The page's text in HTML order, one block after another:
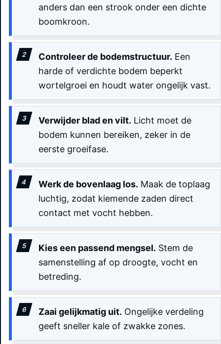
anders dan een strook onder een dichte
boomkroon.
Controleer de bodemstructuur. Een
harde of verdichte bodem beperkt
wortelgroei en houdt water ongelijk vast.
Verwijder blad en vilt. Licht moet de
bodem kunnen bereiken, zeker in de
eerste groeifase.
Werk de bovenlaag los. Maak de toplaag
luchtig, zodat kiemende zaden direct
contact met vocht hebben.
Kies een passend mengsel. Stem de
samenstelling af op droogte, vocht en
betreding.
Zaai gelijkmatig uit. Ongelijke verdeling
geeft sneller kale of zwakke zones.